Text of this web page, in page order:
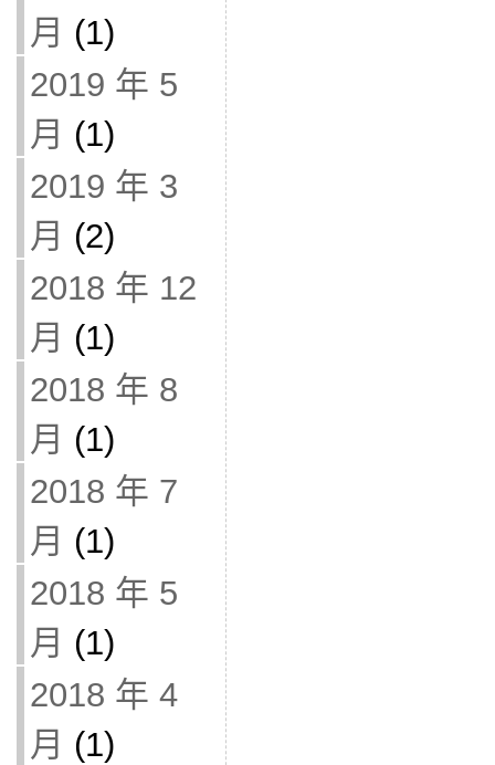
月 (1)
2019 年 5
月 (1)
2019 年 3
月 (2)
2018 年 12
月 (1)
2018 年 8
月 (1)
2018 年 7
月 (1)
2018 年 5
月 (1)
2018 年 4
月 (1)